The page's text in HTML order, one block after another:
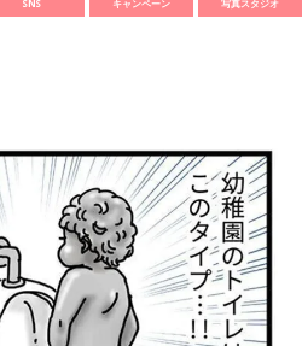
SNS キャンペーン 写真スタジオ